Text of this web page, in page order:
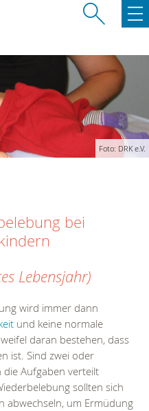
Foto: DRK e.V.
bei
Lebensjahr)
wird immer dann
und keine normale
daran bestehen, dass
ist. Sind zwei oder
Aufgaben verteilt
sollten sich
abwechseln, um Ermüdung